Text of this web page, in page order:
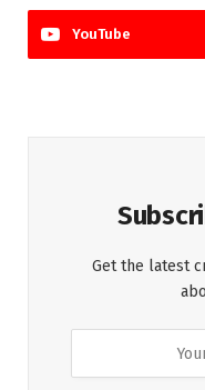
YouTube
Get the latest